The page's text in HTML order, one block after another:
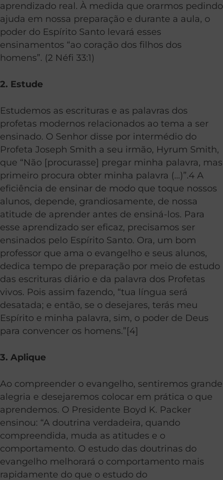
aprendizado real. À medida que orarmos pedindo
ajuda em nossa preparação e durante a aula, o
poder do Espírito Santo levará esses
ensinamentos “ao coração dos filhos dos
homens”. (2 Néfi 33:1)
2. Estude
Estudemos as escrituras e as palavras dos
profetas modernos relacionados ao tema a ser
ensinado. O Senhor disse por intermédio do
Profeta Joseph Smith a seu irmão, Hyrum Smith,
que “Não [procurasse] pregar minha palavra, mas
primeiro procura obter minha palavra (…)”.4 A
eficiência de ensinar de modo que toque nossos
alunos, depende, grandiosamente, de nossa
atitude de aprender antes de ensiná-los. Para
esse aprendizado ser eficaz, precisamos ser
ensinados pelo Espírito Santo. Ora, um bom
professor que ama o evangelho e seus alunos,
dedica tempo de preparação por meio de estudo
das escrituras diário e da palavra dos Profetas
vivos. Pois assim fazendo, “tua língua será
desatada; e então, se o desejares, terás meu
Espírito e minha palavra, sim, o poder de Deus
para convencer os homens.”[4]
3. Aplique
Ao compreender o evangelho, sentiremos grande
alegria e desejaremos colocar em prática o que
aprendemos. O Presidente Boyd K. Packer
ensinou: “A doutrina verdadeira, quando
compreendida, muda as atitudes e o
comportamento. O estudo das doutrinas do
evangelho melhorará o comportamento mais
rapidamente do que o estudo do